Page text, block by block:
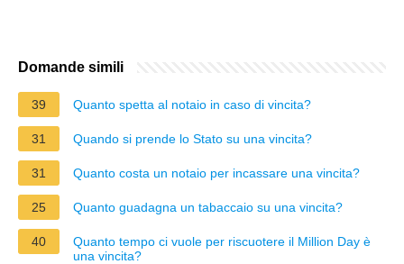
Domande simili
39 Quanto spetta al notaio in caso di vincita?
31 Quando si prende lo Stato su una vincita?
31 Quanto costa un notaio per incassare una vincita?
25 Quanto guadagna un tabaccaio su una vincita?
40
Quanto tempo ci vuole per riscuotere il Million Day è
una vincita?